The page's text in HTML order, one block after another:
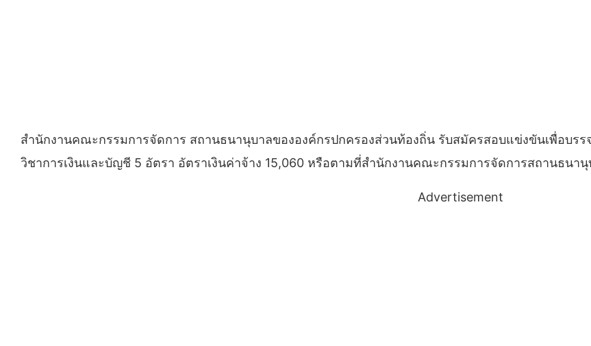
สำนักงานคณะกรรมการจัดการ สถานธนานุบาลขององค์กรปกครองส่วนท้องถิ่น รับสมัครสอบแข่งขันเพื่อบร
วิชาการเงินและบัญชี 5 อัตรา อัตราเงินค่าจ้าง 15,060 หรือตามที่สำนักงานคณะกรรมการจัดการสถานธนา
Advertisement